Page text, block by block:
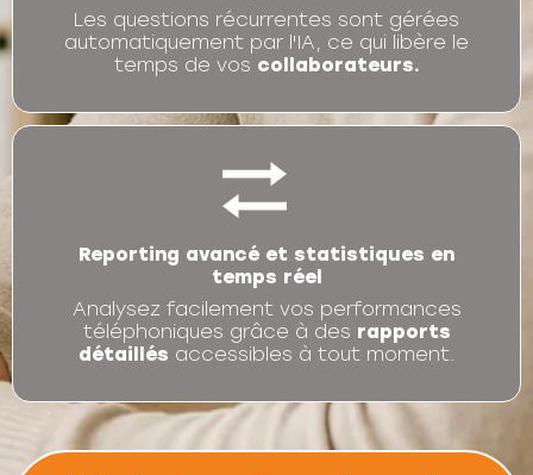
Les questions récurrentes sont gérées
automatiquement par l'IA, ce qui libère le
temps de vos collaborateurs.
Reporting avancé et statistiques en
temps réel
Analysez facilement vos performances
téléphoniques grâce à des rapports
détaillés accessibles à tout moment.